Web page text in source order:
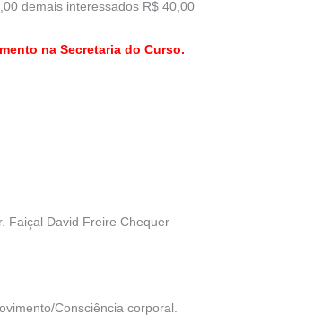
demais interessados R$ 40,00
na Secretaria do Curso.
Faiçal David Freire Chequer
Consciência corporal.